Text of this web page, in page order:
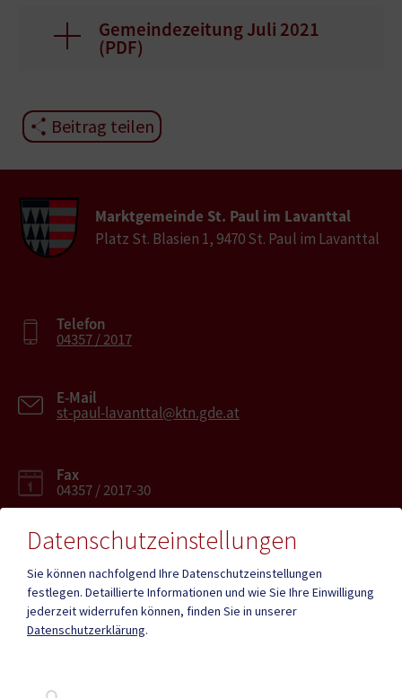
Gemeindezeitung Juli 2021
(PDF)
Beitrag teilen
Marktgemeinde St. Paul im Lavanttal
Platz St. Blasien 1, 9470 St. Paul im Lavanttal
Telefon
04357 / 2017
E-Mail
st-paul-lavanttal@ktn.gde.at
Fax
04357 / 2017-30
Mehr
Datenschutzeinstellungen
Sie können nachfolgend Ihre Datenschutzeinstellungen
festlegen. Detaillierte Informationen und wie Sie Ihre Einwilligung
jederzeit widerrufen können, finden Sie in unserer
Datenschutzerklärung.